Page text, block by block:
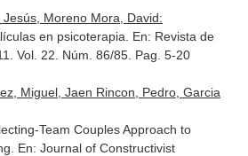
Moreno Mora, David:
en psicoterapia. En: Revista de
Vol. 22. Núm. 86/85. Pag. 5-20
Miguel, Jaen Rincon, Pedro, Garcia
Team Couples Approach to
En: Journal of Constructivist